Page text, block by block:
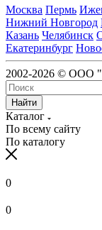
Москва Пермь
Нижний Новгород
Казань Челябинск
Екатеринбург
2002-2026 © ООО
Найти
Каталог
По всему сайту
По каталогу
0
0